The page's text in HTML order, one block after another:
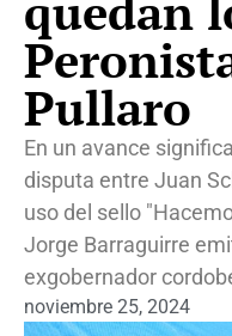
Pullaro
En un avance
disputa entre Juan
uso del sello
Jorge Barraguirre
exgobernador
noviembre 25, 2024